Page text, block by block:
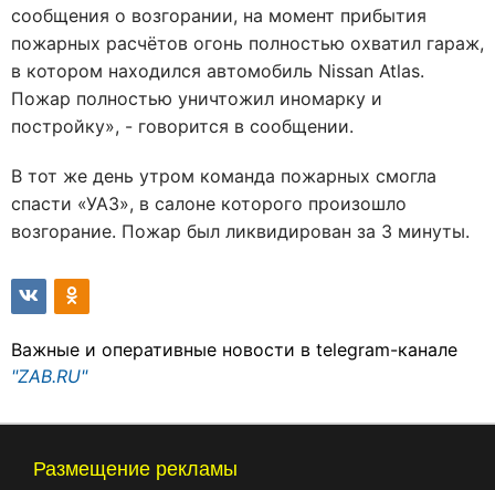
сообщения о возгорании, на момент прибытия
пожарных расчётов огонь полностью охватил гараж,
в котором находился автомобиль Nissan Atlas.
Пожар полностью уничтожил иномарку и
постройку», - говорится в сообщении.
В тот же день утром команда пожарных смогла
спасти «УАЗ», в салоне которого произошло
возгорание. Пожар был ликвидирован за 3 минуты.
Важные и оперативные новости в telegram-канале
"ZAB.RU"
Размещение рекламы